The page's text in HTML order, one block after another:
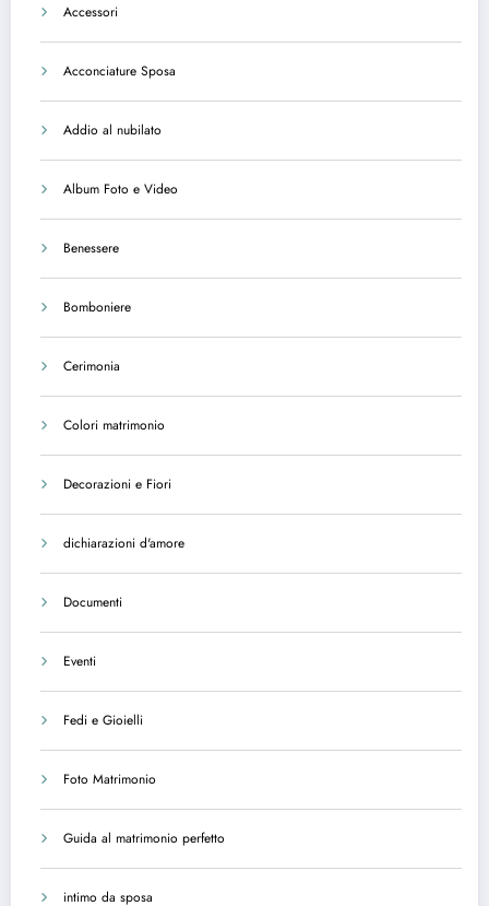
Accessori
Acconciature Sposa
Addio al nubilato
Album Foto e Video
Benessere
Bomboniere
Cerimonia
Colori matrimonio
Decorazioni e Fiori
dichiarazioni d'amore
Documenti
Eventi
Fedi e Gioielli
Foto Matrimonio
Guida al matrimonio perfetto
intimo da sposa